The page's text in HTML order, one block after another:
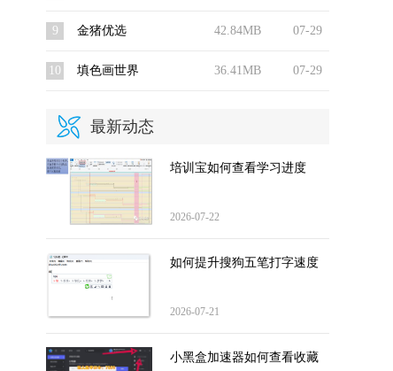
07-29
42.84MB
9 金猪优选
07-29
36.41MB
10 填色画世界
最新动态
培训宝如何查看学习进度
2026-07-22
如何提升搜狗五笔打字速度
2026-07-21
小黑盒加速器如何查看收藏